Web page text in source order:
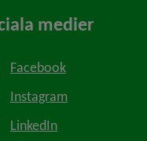
medier
Facebook
Instagram
LinkedIn